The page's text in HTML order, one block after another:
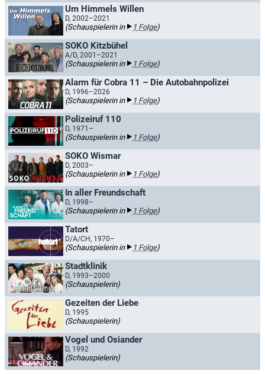
Um Himmels Willen
D, 2002–2021
(Schauspielerin in 1 Folge)
SOKO Kitzbühel
A/D, 2001–2021
(Schauspielerin in 1 Folge)
Alarm für Cobra 11 – Die Autobahnpolizei
D, 1996–2026
(Schauspielerin in 1 Folge)
Polizeiruf 110
D, 1971–
(Schauspielerin in 1 Folge)
SOKO Wismar
D, 2003–
(Schauspielerin in 1 Folge)
In aller Freundschaft
D, 1998–
(Schauspielerin in 1 Folge)
Tatort
D/A/CH, 1970–
(Schauspielerin in 1 Folge)
Stadtklinik
D, 1993–2000
(Schauspielerin)
Gezeiten der Liebe
D, 1995
(Schauspielerin)
Vogel und Osiander
D, 1992
(Schauspielerin)